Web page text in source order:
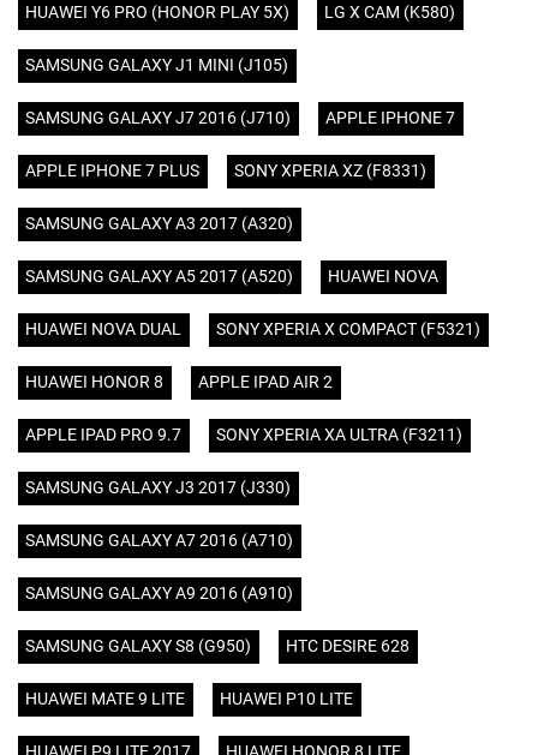
HUAWEI Y6 PRO (HONOR PLAY 5X) LG X CAM (K580)
SAMSUNG GALAXY J1 MINI (J105)
SAMSUNG GALAXY J7 2016 (J710) APPLE IPHONE 7
APPLE IPHONE 7 PLUS SONY XPERIA XZ (F8331)
SAMSUNG GALAXY A3 2017 (A320)
SAMSUNG GALAXY A5 2017 (A520) HUAWEI NOVA
HUAWEI NOVA DUAL SONY XPERIA X COMPACT (F5321)
HUAWEI HONOR 8 APPLE IPAD AIR 2
APPLE IPAD PRO 9.7 SONY XPERIA XA ULTRA (F3211)
SAMSUNG GALAXY J3 2017 (J330)
SAMSUNG GALAXY A7 2016 (A710)
SAMSUNG GALAXY A9 2016 (A910)
SAMSUNG GALAXY S8 (G950) HTC DESIRE 628
HUAWEI MATE 9 LITE HUAWEI P10 LITE